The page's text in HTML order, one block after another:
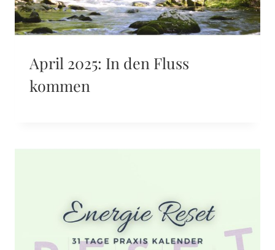
April 2025: In den Fluss
kommen